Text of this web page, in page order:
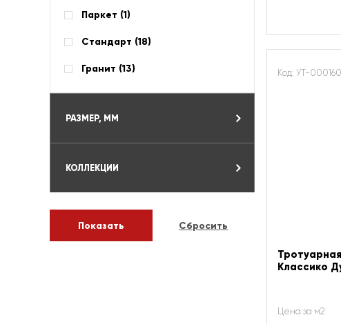
Паркет (1)
Стандарт (18)
Гранит (13)
РАЗМЕР, ММ
КОЛЛЕКЦИИ
Код: УТ-
Классико
Цена за м2